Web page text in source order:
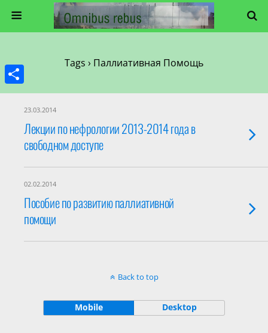
Tags › Паллиативная Помощь
23.03.2014
Лекции по нефрологии 2013-2014 года в
свободном доступе
02.02.2014
Пособие по развитию паллиативной
помощи
Back to top
Mobile Desktop
Share